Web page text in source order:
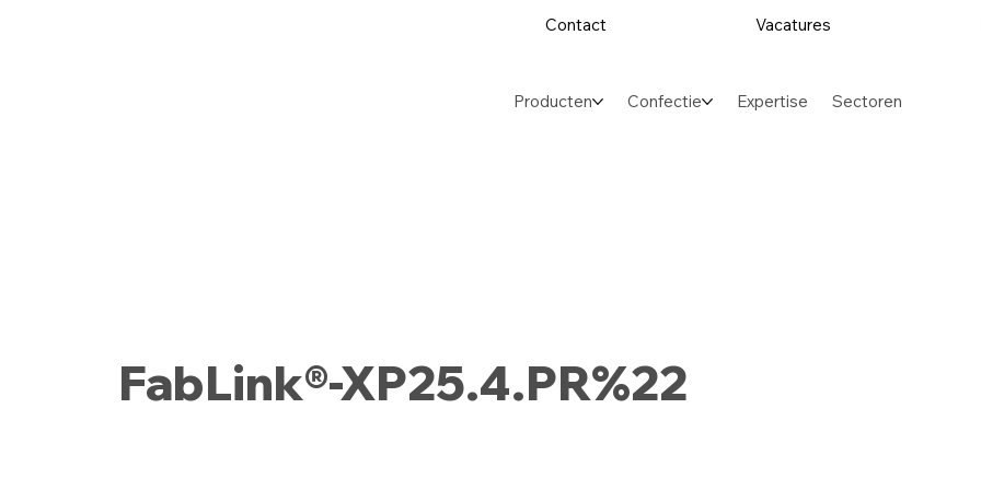
Contact Vacatures
Producten Confectie Expertise Sectoren
FabLink®-XP25.4.PR%22